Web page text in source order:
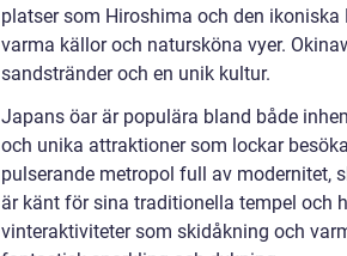
platser som Hiroshima och den ikoniska
varma källor och natursköna vyer.
sandstränder och en unik kultur.
Japans öar är populära bland både
och unika attraktioner som lockar
pulserande metropol full av modernitet,
är känt för sina traditionella tempel och
vinteraktiviteter som skidåkning och